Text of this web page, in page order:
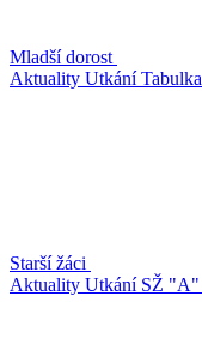
Mladší dorost
Aktuality UtkáníTabulka
Starší žáci
Aktuality Utkání SŽ "A"